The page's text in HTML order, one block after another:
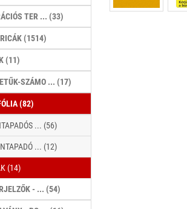
TER ... (33)
(1514)
(11)
SZÁMO ... (17)
(82)
... (56)
... (12)
(14)
- ... (54)